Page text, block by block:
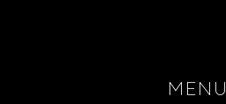
MENU